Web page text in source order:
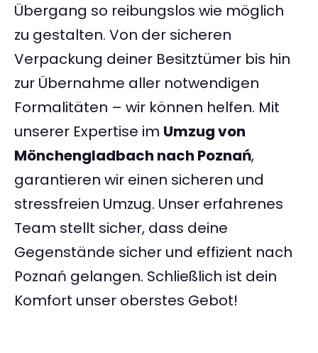
Übergang so reibungslos wie möglich
zu gestalten. Von der sicheren
Verpackung deiner Besitztümer bis hin
zur Übernahme aller notwendigen
Formalitäten – wir können helfen. Mit
unserer Expertise im Umzug von
Mönchengladbach nach Poznań,
garantieren wir einen sicheren und
stressfreien Umzug. Unser erfahrenes
Team stellt sicher, dass deine
Gegenstände sicher und effizient nach
Poznań gelangen. Schließlich ist dein
Komfort unser oberstes Gebot!